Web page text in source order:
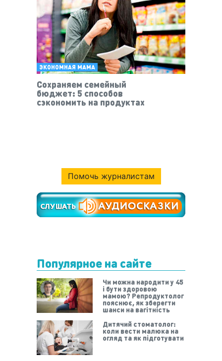
ЭКОНОМНАЯ МАМА
Сохраняем семейный
бюджет: 5 способов
сэкономить на продуктах
Помочь журналистам
Популярное на сайте
Чи можна народити у 45
і бути здоровою
мамою? Репродуктолог
пояснює, як зберегти
шанси на вагітність
Дитячий стоматолог:
коли вести малюка на
огляд та як підготувати